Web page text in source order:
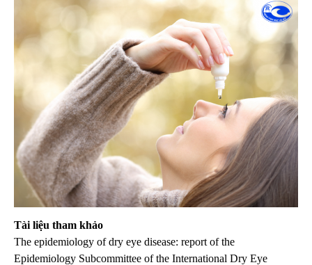
Tài liệu tham khảo
The epidemiology of dry eye disease: report of the
Epidemiology Subcommittee of the International Dry Eye